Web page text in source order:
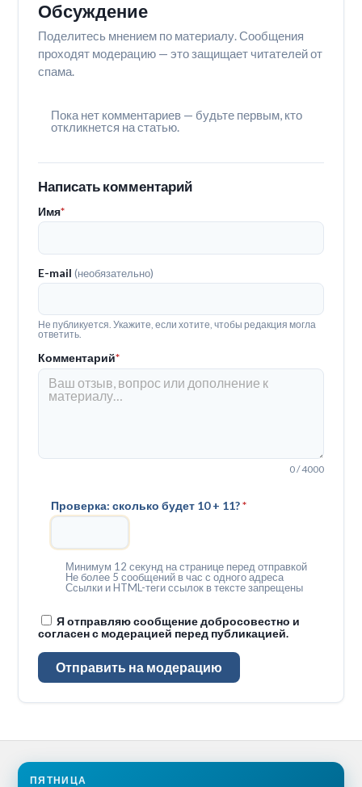
Обсуждение
Поделитесь мнением по материалу. Сообщения
проходят модерацию — это защищает читателей от
спама.
Пока нет комментариев — будьте первым, кто
откликнется на статью.
Написать комментарий
Имя*
E-mail(необязательно)
Не публикуется. Укажите, если хотите, чтобы редакция могла
ответить.
Комментарий*
0 / 4000
Проверка: сколько будет 10 + 11?*
Минимум 12 секунд на странице перед отправкой
Не более 5 сообщений в час с одного адреса
Ссылки и HTML-теги ссылок в тексте запрещены
Я отправляю сообщение добросовестно и
согласен с модерацией перед публикацией.
Отправить на модерацию
ПЯТНИЦА